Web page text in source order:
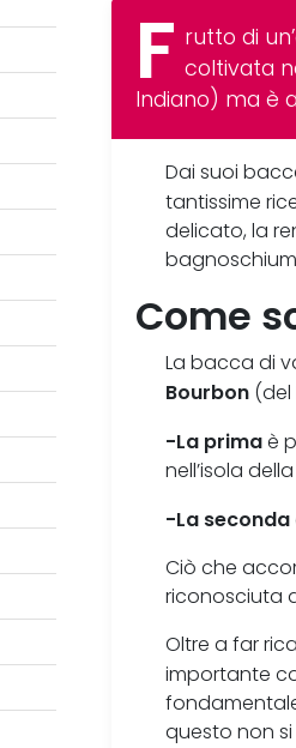
F rutto di
coltivata
Indiano) ma è
Dai suoi
tantissime
delicato, la
Come
La bacca di
Bourbon (del
-La prima è
nell’isola
-La seconda
Ciò che
riconosciuta
Oltre a far
importante
questo non